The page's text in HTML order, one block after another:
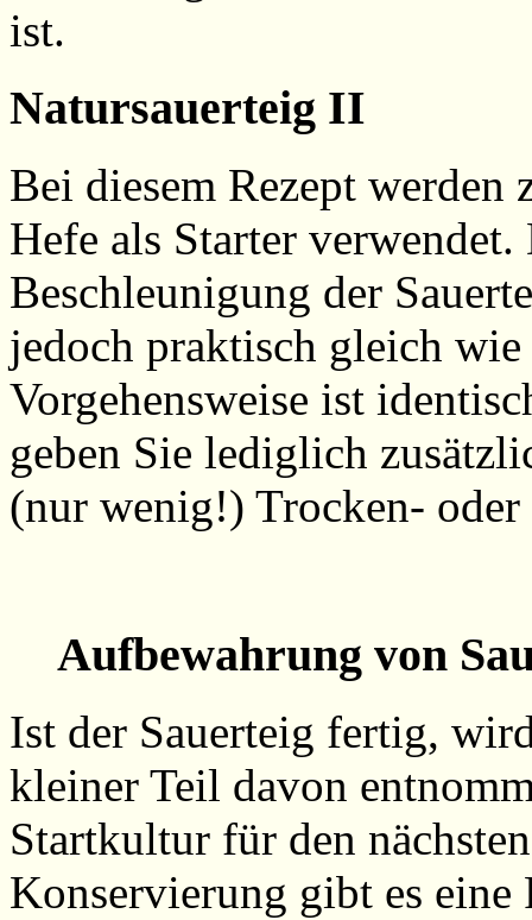
ist.
Natursauerteig II
Bei diesem Rezept
Hefe als Starter
Beschleunigung der
jedoch praktisch gleich
Vorgehensweise ist
geben Sie lediglich
(nur wenig!) Trocken- oder
Aufbewahrung von
Ist der Sauerteig fertig,
kleiner Teil davon
Startkultur für den
Konservierung gibt es